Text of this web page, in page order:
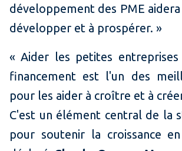
développement des PME
développer et à prospérer. »
« Aider les petites entreprises
financement est l'un des
pour les aider à croître et à
C'est un élément central de la
pour soutenir la croissance